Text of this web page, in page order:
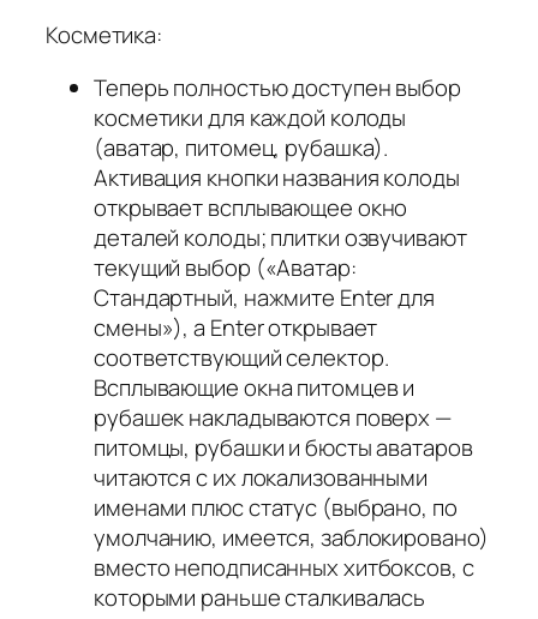
Косметика:
Теперь полностью доступен выбор
косметики для каждой колоды
(аватар, питомец, рубашка).
Активация кнопки названия колоды
открывает всплывающее окно
деталей колоды; плитки озвучивают
текущий выбор («Аватар:
Стандартный, нажмите Enter для
смены»), а Enter открывает
соответствующий селектор.
Всплывающие окна питомцев и
рубашек накладываются поверх —
питомцы, рубашки и бюсты аватаров
читаются с их локализованными
именами плюс статус (выбрано, по
умолчанию, имеется, заблокировано)
вместо неподписанных хитбоксов, с
которыми раньше сталкивалась